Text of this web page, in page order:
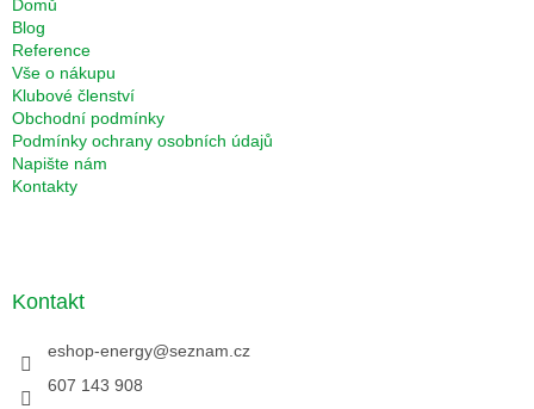
Domů
Blog
Reference
Vše o nákupu
Klubové členství
Obchodní podmínky
Podmínky ochrany osobních údajů
Napište nám
Kontakty
Kontakt
eshop-energy@seznam.cz
607 143 908